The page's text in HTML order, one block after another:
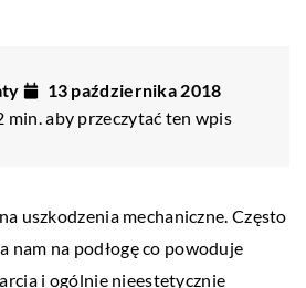
13 października 2018
min. aby przeczytać ten wpis
uszkodzenia mechaniczne. Często
nam na podłogę co powoduje
i ogólnie nieestetycznie